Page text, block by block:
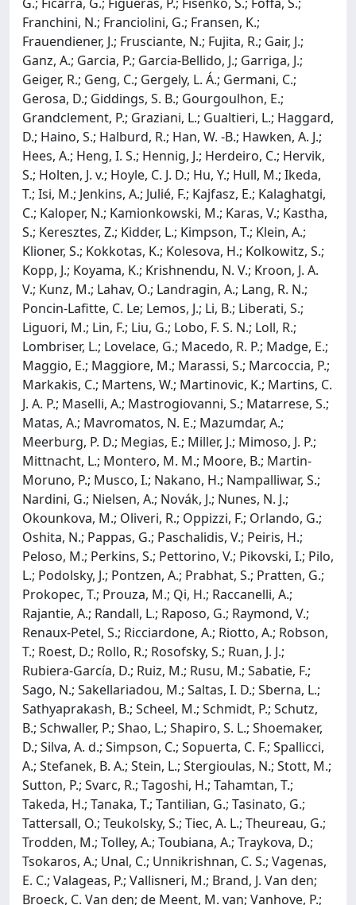
Franchini, N.; Franciolini, G.; Fransen, K.;
Frauendiener, J.; Frusciante, N.; Fujita, R.; Gair, J.;
Ganz, A.; Garcia, P.; Garcia-Bellido, J.; Garriga, J.;
Geiger, R.; Geng, C.; Gergely, L. Á.; Germani, C.;
Gerosa, D.; Giddings, S. B.; Gourgoulhon, E.;
Grandclement, P.; Graziani, L.; Gualtieri, L.; Haggard,
D.; Haino, S.; Halburd, R.; Han, W. -B.; Hawken, A. J.;
Hees, A.; Heng, I. S.; Hennig, J.; Herdeiro, C.; Hervik,
S.; Holten, J. v.; Hoyle, C. J. D.; Hu, Y.; Hull, M.; Ikeda,
T.; Isi, M.; Jenkins, A.; Julié, F.; Kajfasz, E.; Kalaghatgi,
C.; Kaloper, N.; Kamionkowski, M.; Karas, V.; Kastha,
S.; Keresztes, Z.; Kidder, L.; Kimpson, T.; Klein, A.;
Klioner, S.; Kokkotas, K.; Kolesova, H.; Kolkowitz, S.;
Kopp, J.; Koyama, K.; Krishnendu, N. V.; Kroon, J. A.
V.; Kunz, M.; Lahav, O.; Landragin, A.; Lang, R. N.;
Poncin-Lafitte, C. Le; Lemos, J.; Li, B.; Liberati, S.;
Liguori, M.; Lin, F.; Liu, G.; Lobo, F. S. N.; Loll, R.;
Lombriser, L.; Lovelace, G.; Macedo, R. P.; Madge, E.;
Maggio, E.; Maggiore, M.; Marassi, S.; Marcoccia, P.;
Markakis, C.; Martens, W.; Martinovic, K.; Martins, C.
J. A. P.; Maselli, A.; Mastrogiovanni, S.; Matarrese, S.;
Matas, A.; Mavromatos, N. E.; Mazumdar, A.;
Meerburg, P. D.; Megias, E.; Miller, J.; Mimoso, J. P.;
Mittnacht, L.; Montero, M. M.; Moore, B.; Martin-
Moruno, P.; Musco, I.; Nakano, H.; Nampalliwar, S.;
Nardini, G.; Nielsen, A.; Novák, J.; Nunes, N. J.;
Okounkova, M.; Oliveri, R.; Oppizzi, F.; Orlando, G.;
Oshita, N.; Pappas, G.; Paschalidis, V.; Peiris, H.;
Peloso, M.; Perkins, S.; Pettorino, V.; Pikovski, I.; Pilo,
L.; Podolsky, J.; Pontzen, A.; Prabhat, S.; Pratten, G.;
Prokopec, T.; Prouza, M.; Qi, H.; Raccanelli, A.;
Rajantie, A.; Randall, L.; Raposo, G.; Raymond, V.;
Renaux-Petel, S.; Ricciardone, A.; Riotto, A.; Robson,
T.; Roest, D.; Rollo, R.; Rosofsky, S.; Ruan, J. J.;
Rubiera-García, D.; Ruiz, M.; Rusu, M.; Sabatie, F.;
Sago, N.; Sakellariadou, M.; Saltas, I. D.; Sberna, L.;
Sathyaprakash, B.; Scheel, M.; Schmidt, P.; Schutz,
B.; Schwaller, P.; Shao, L.; Shapiro, S. L.; Shoemaker,
D.; Silva, A. d.; Simpson, C.; Sopuerta, C. F.; Spallicci,
A.; Stefanek, B. A.; Stein, L.; Stergioulas, N.; Stott, M.;
Sutton, P.; Svarc, R.; Tagoshi, H.; Tahamtan, T.;
Takeda, H.; Tanaka, T.; Tantilian, G.; Tasinato, G.;
Tattersall, O.; Teukolsky, S.; Tiec, A. L.; Theureau, G.;
Trodden, M.; Tolley, A.; Toubiana, A.; Traykova, D.;
Tsokaros, A.; Unal, C.; Unnikrishnan, C. S.; Vagenas,
E. C.; Valageas, P.; Vallisneri, M.; Brand, J. Van den;
Broeck, C. Van den; de Meent, M. van; Vanhove, P.;